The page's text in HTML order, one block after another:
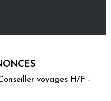
voyages H/F -